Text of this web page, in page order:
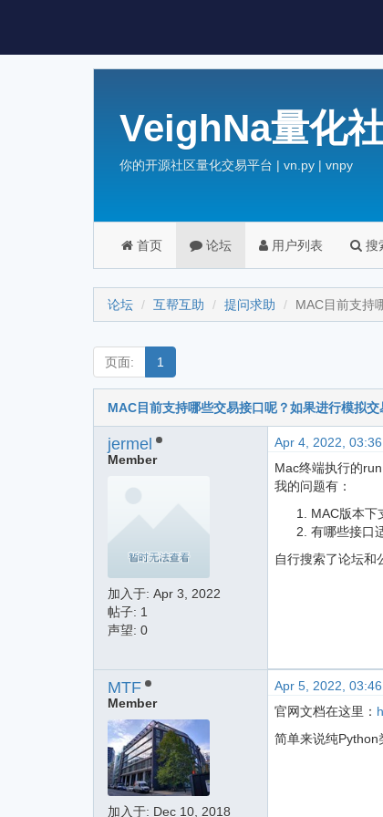
VeighNa量化
你的开源社区量化交易平台 | vn.py | vnpy
首页 论坛 用户列表 搜
论坛 互帮互助 提问求助 MAC目前支持
页面: 1
MAC目前支持哪些交易接口呢？如果进行模拟交
jermel
Member
加入于: Apr 3, 2022
帖子: 1
声望: 0
Apr 4, 2022, 03:36
Mac终端执行的
我的问题有：
MAC版本下
有哪些接口
自行搜索了论坛和
MTF
Member
加入于: Dec 10, 2018
Apr 5, 2022, 03:46
官网文档在这里：
简单来说纯Python